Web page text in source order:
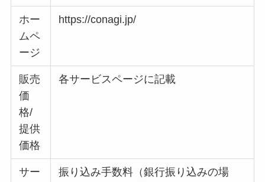
ホー
ムペ
ージ
https://conagi.jp/
販売
価
格/
提供
価格
各サービスページに記載
サー 振り込み手数料（銀行振り込みの場